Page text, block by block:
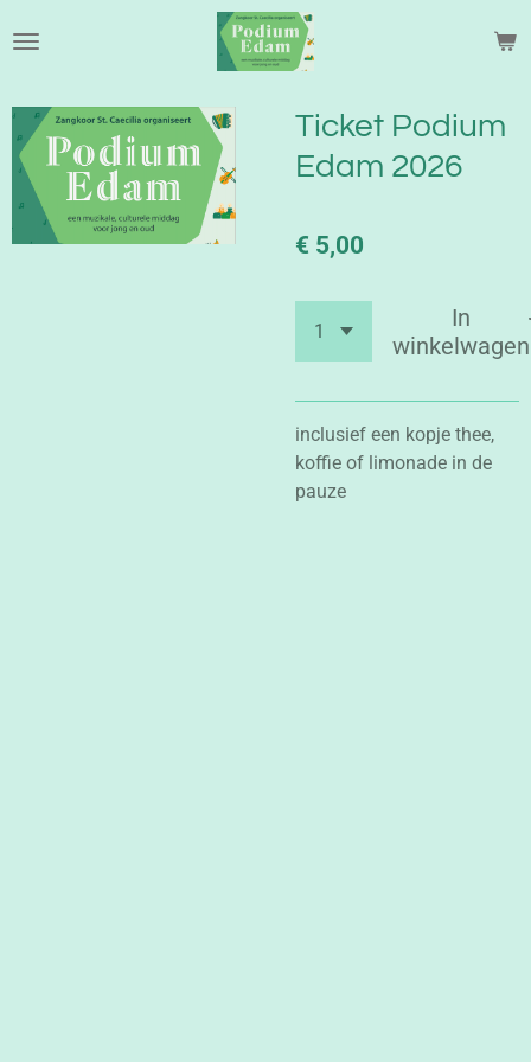
direct
de
hoofdinhoud
Ticket Podium
Edam 2026
€ 5,00
In
winkelwagen
inclusief een kopje thee,
koffie of limonade in de
pauze